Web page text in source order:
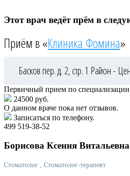
Этот врач ведёт прём в
Приём в «Клиника Фомина»
Басков пер. д. 2, стр. 1 Район -
Первичный прием по
24500 руб.
О данном враче пока нет отзывов.
Записаться по телефону.
499 519-38-52
Борисова Ксения Витальевна
Стоматолог , Стоматолог-терапевт